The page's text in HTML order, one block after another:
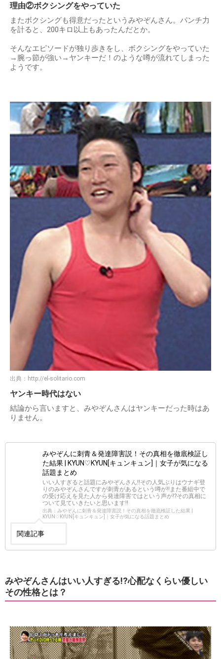
理由②ボクシングをやっていた
またボクシングも得意だったというみやぞんさん。パンチ力
を計ると、200キロ以上もあったんだとか。
そんなエピソードが独り歩きをし、ボクシングをやっていた
→腕っ節が強い→ヤンキーだ！のような噂が流れてしまった
ようです。
出典： http://el-solitario.com
ヤンキー時代はない
結論から言いますと、みやぞんさんはヤンキーだった時はあ
りません。
みやぞんに刺青＆発達障害説！その真相を徹底検証し
た結果 | KYUN♡KYUN[キュンキュン]｜女子が気になる
話題まとめ
いい人すぎると話題にみやぞんさん!!その人気ぶりはウナギ登
りのみやぞんさんですが刺青があるという噂が!!また番組中で
の受け応えを見た人から発達障害ではという声が!?その真相に
ついて見ていきたいと思います!!
出典：みやぞんに刺青＆発達障害説！その真相を徹底検証した結果 |
KYUN♡KYUN[キュンキュン]｜女子が気になる話題まとめ
関連記事
みやぞんさんはいい人すぎる!?心配なくらい優しい
その性格とは？